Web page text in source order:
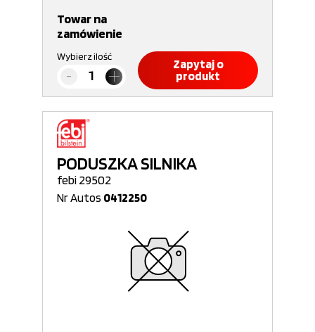
Towar na
zamówienie
Wybierz ilość
Zapytaj o
produkt
PODUSZKA SILNIKA
febi 29502
Nr Autos 0412250